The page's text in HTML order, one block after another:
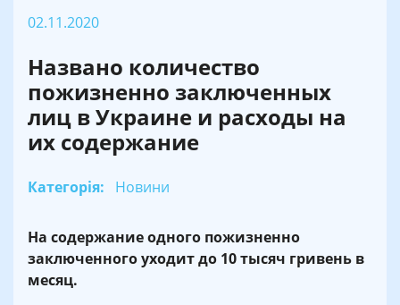
02.11.2020
Названо количество
пожизненно заключенных
лиц в Украине и расходы на
их содержание
Категорія: Новини
На содержание одного пожизненно
заключенного уходит до 10 тысяч гривень в
месяц.